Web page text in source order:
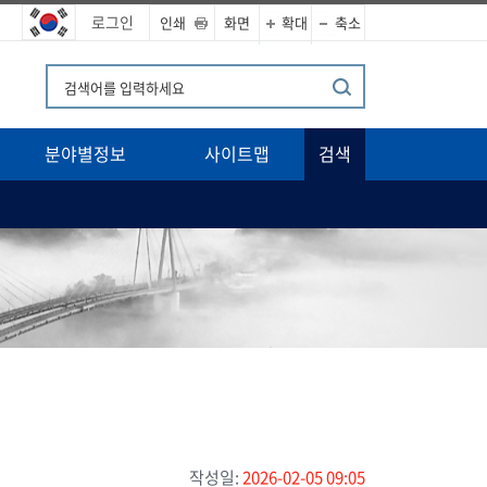
로그인 인쇄 화면 확대 축소
분야별정보 사이트맵 검색
작성일:2026-02-05 09:05